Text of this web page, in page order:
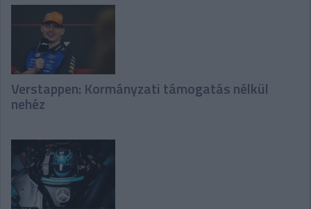
Verstappen: Kormányzati támogatás nélkül
nehéz